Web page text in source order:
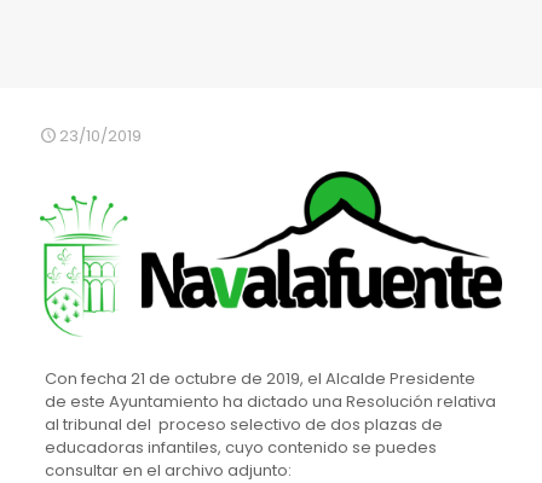
23/10/2019
Con fecha 21 de octubre de 2019, el Alcalde Presidente
de este Ayuntamiento ha dictado una Resolución relativa
al tribunal del proceso selectivo de dos plazas de
educadoras infantiles, cuyo contenido se puedes
consultar en el archivo adjunto: